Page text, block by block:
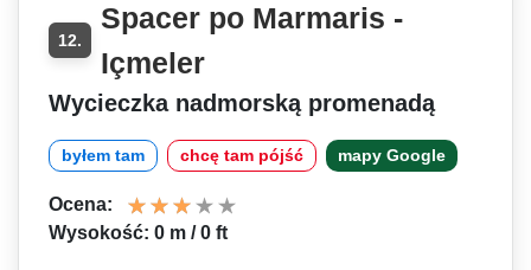
12.
Spacer po Marmaris -
Içmeler
Wycieczka nadmorską promenadą
byłem tam chcę tam pójść mapy Google
Ocena:
Wysokość: 0 m / 0 ft